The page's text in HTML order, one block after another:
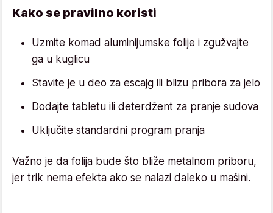
Kako se pravilno koristi
Uzmite komad aluminijumske folije i zgužvajte
ga u kuglicu
Stavite je u deo za escajg ili blizu pribora za jelo
Dodajte tabletu ili deterdžent za pranje sudova
Uključite standardni program pranja
Važno je da folija bude što bliže metalnom priboru,
jer trik nema efekta ako se nalazi daleko u mašini.